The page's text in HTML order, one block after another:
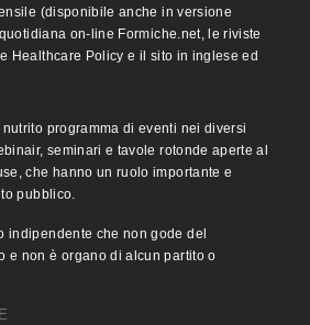
(disponibile anche in versione
on-line Formiche.net, le riviste
Healthcare Policy e il sito in inglese ed
programma di eventi nei diversi
seminari e tavole rotonde aperte al
che hanno un ruolo importante e
pubblico.
indipendente che non gode del
e non è organo di alcun partito o